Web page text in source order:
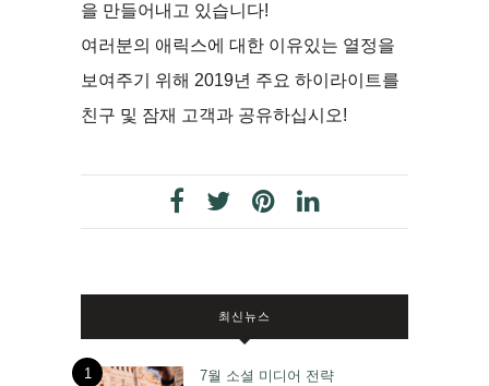
을 만들어내고 있습니다!
여러분의 애릭스에 대한 이유있는 열정을
보여주기 위해 2019년 주요 하이라이트를
친구 및 잠재 고객과 공유하십시오!
최신뉴스
1 7월 소셜 미디어 전략